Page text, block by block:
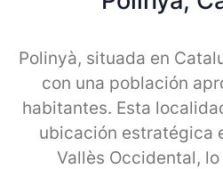
Polinyà, situada en
con una población
habitantes. Esta
ubicación estratégica
Vallès Occidental,